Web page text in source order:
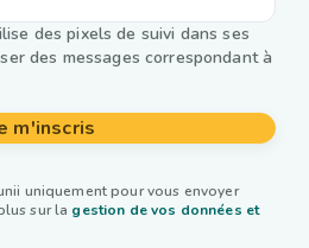
des pixels de suivi dans ses
des messages correspondant à
m'inscris
uniquement pour vous envoyer
sur la gestion de vos données et